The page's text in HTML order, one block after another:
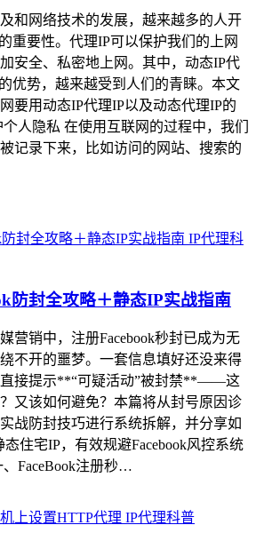
和网络技术的发展，越来越多的人开
重要性。代理IP可以保护我们的上网
安全、私密地上网。其中，动态IP代
优势，越来越受到人们的青睐。本文
要用动态IP代理IP以及动态代理IP的
人隐私 在使用互联网的过程中，我们
记录下来，比如访问的网站、搜索的
IP代理科
防封全攻略＋静态IP实战指南
营销中，注册Facebook秒封已成为无
不开的噩梦。一套信息填好还没来得
直接提示**“可疑活动”被封禁**——这
又该如何避免？本篇将从封号原因诊
战防封技巧进行系统拆解，并分享如
态住宅IP，有效规避Facebook风控系统
FaceBook注册秒…
IP代理科普